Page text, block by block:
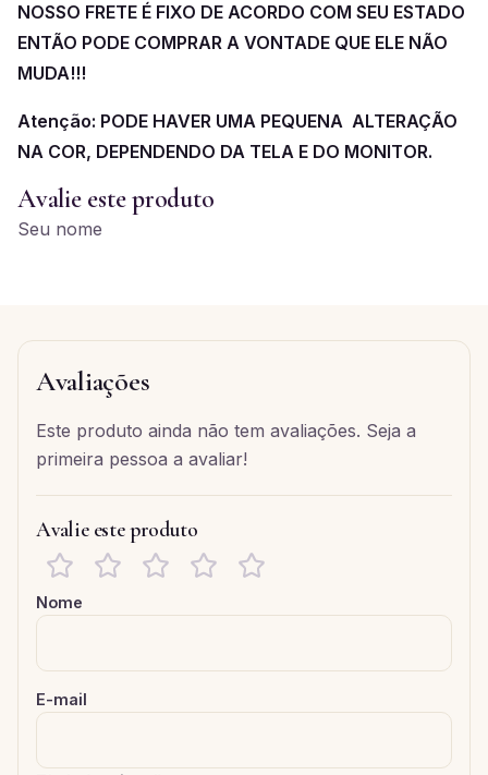
NOSSO FRETE É FIXO DE ACORDO COM SEU ESTADO
ENTÃO PODE COMPRAR A VONTADE QUE ELE NÃO
MUDA!!!
Atenção: PODE HAVER UMA PEQUENA ALTERAÇÃO
NA COR, DEPENDENDO DA TELA E DO MONITOR.
Avalie este produto
Seu nome
Avaliações
Este produto ainda não tem avaliações. Seja a
primeira pessoa a avaliar!
Avalie este produto
Nome
E-mail